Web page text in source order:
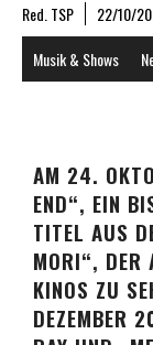
Red. TSP
22/10/
Musik & Shows
AM 24.
END“, EIN
TITEL AUS
MORI“, DER
KINOS ZU
DEZEMBER